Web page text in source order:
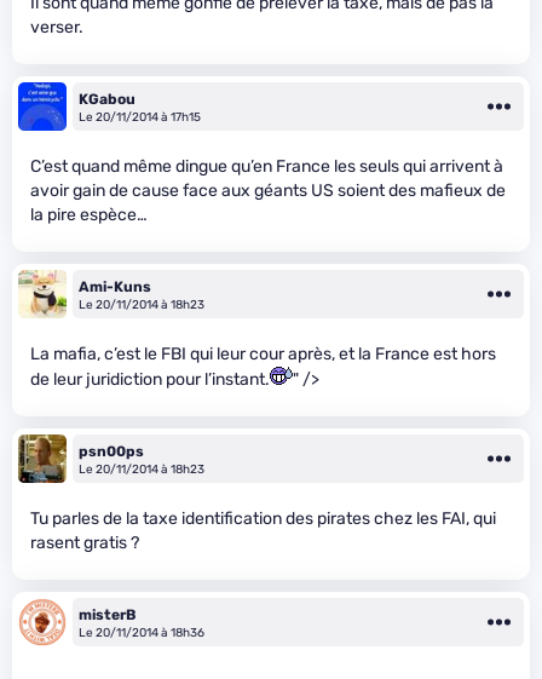
verser.
KGabou
Le 20/11/2014 à 17h15
C’est quand même dingue qu’en France les seuls qui arrivent à
avoir gain de cause face aux géants US soient des mafieux de
la pire espèce…
Ami-Kuns
Le 20/11/2014 à 18h23
La mafia, c’est le FBI qui leur cour après, et la France est hors
de leur juridiction pour l’instant.
" />
psn00ps
Le 20/11/2014 à 18h23
Tu parles de la taxe identification des pirates chez les FAI, qui
rasent gratis ?
misterB
Le 20/11/2014 à 18h36